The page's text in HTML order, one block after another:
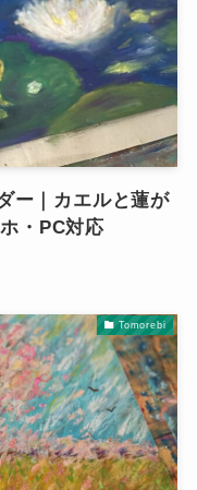
ー｜カエルと蓮が
・PC対応
Tomorebi